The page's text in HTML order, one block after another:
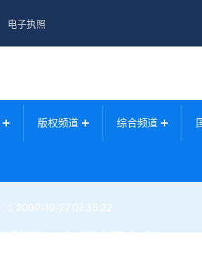
电子执照
版权频道 综合频道
2009-10-27 07:35:22